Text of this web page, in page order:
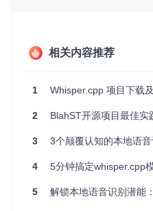
#include "whisper.h"
whisper_context *
// 进行语音识别
whisper_free(ctx);
return 0;
相关内容推荐
1 Whisper.cpp 项目下载
2 BlahST开源项目最佳实
3 3个颠覆认知的本地语音识别
4 5分钟搞定whisper.cpp模型选型：
5 解锁本地语音识别潜能